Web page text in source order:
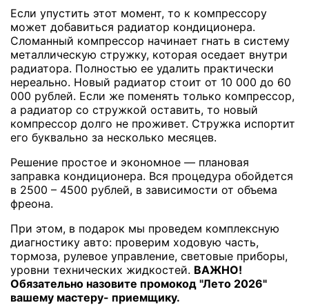
Если упустить этот момент, то к компрессору
может добавиться радиатор кондиционера.
Сломанный компрессор начинает гнать в систему
металлическую стружку, которая оседает внутри
радиатора. Полностью ее удалить практически
нереально. Новый радиатор стоит от 10 000 до 60
000 рублей. Если же поменять только компрессор,
а радиатор со стружкой оставить, то новый
компрессор долго не проживет. Стружка испортит
его буквально за несколько месяцев.
Решение простое и экономное — плановая
заправка кондиционера. Вся процедура обойдется
в 2500 – 4500 рублей, в зависимости от объема
фреона.
При этом, в подарок мы проведем комплексную
диагностику авто: проверим ходовую часть,
тормоза, рулевое управление, световые приборы,
уровни технических жидкостей. ВАЖНО!
Обязательно назовите промокод "Лето 2026"
вашему мастеру- приемщику.